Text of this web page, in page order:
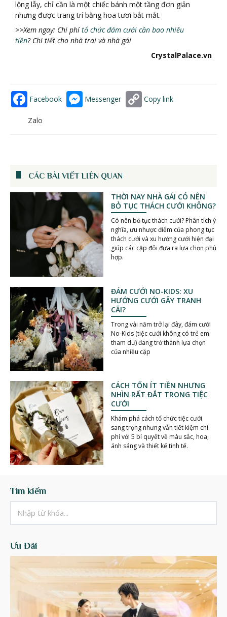
lộng lẫy, chỉ cần là một chiếc bánh một tầng đơn giản
nhưng được trang trí bằng hoa tươi bắt mắt.
>>Xem ngay: Chi phí tổ chức đám cưới cần bao nhiêu
tiền? Chi tiết cho nhà trai và nhà gái
CrystalPalace.vn
Facebook Messenger Copy link
Zalo
CÁC BÀI VIẾT LIÊN QUAN
THỜI NAY NHÀ GÁI CÓ NÊN
BỎ TỤC THÁCH CƯỚI KHÔNG?
Có nên bỏ tục thách cưới? Phân tích ý
nghĩa, ưu nhược điểm của phong tục
thách cưới và xu hướng cưới hiện đại
giúp các cặp đôi đưa ra lựa chọn phù
hợp.
ĐÁM CƯỚI NO-KIDS: XU
HƯỚNG CƯỚI GÂY TRANH
CÃI?
Trong vài năm trở lại đây, đám cưới
No-Kids (tiệc cưới không có trẻ em
tham dự) đang trở thành lựa chọn
của nhiều cặp
CÁCH TỐN ÍT TIỀN NHƯNG
NHÌN RẤT ĐẮT TRONG TIỆC
CƯỚI
Khám phá cách tổ chức tiệc cưới
sang trọng nhưng vẫn tiết kiệm chi
phí với 5 bí quyết về màu sắc, hoa,
ánh sáng và thiết kế tinh tế.
Tìm kiếm
Ưu Đãi